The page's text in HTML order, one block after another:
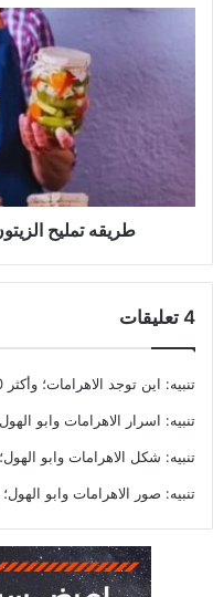
مكونات
طريقه تمليح الزيتون
‫4 تعليقات
تنبيه: اين توجد الاهرامات؛ وأكثر 10 معلومات مثيرة عنها
تنبيه: اسرار الاهرامات وابو الهول؛ وأهم 10 معلومات
تنبيه: شكل الاهرامات وابو الهول؛ وأهم 5
تنبيه: صور الاهرامات وابو الهول؛ وأهم 3 صفات لتمثال